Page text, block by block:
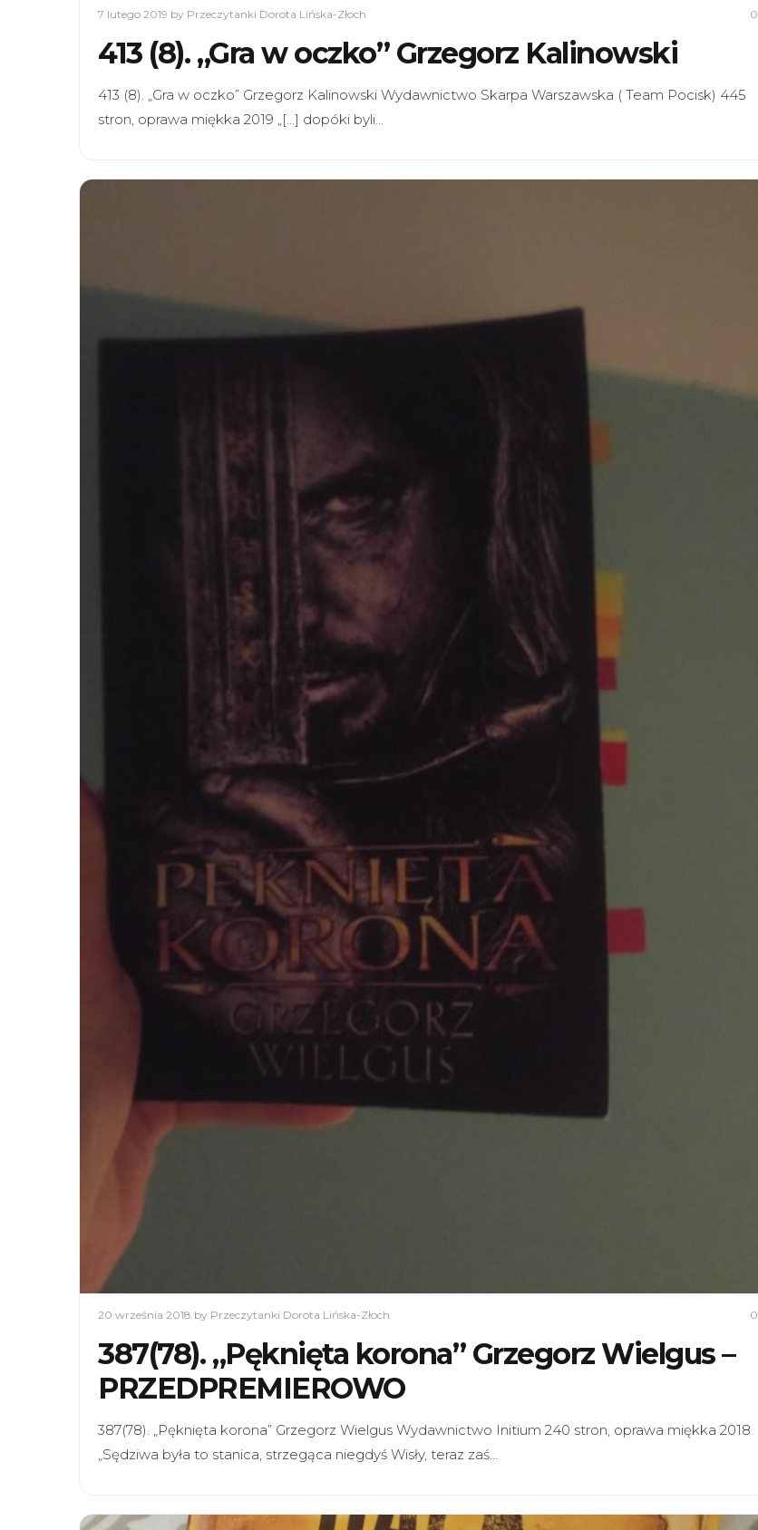
7 lutego 2019 by Przeczytanki Dorota Lińska-Złoch 0
413 (8). „Gra w oczko” Grzegorz Kalinowski
413 (8). „Gra w oczko” Grzegorz Kalinowski Wydawnictwo Skarpa Warszawska ( Team Pocisk) 445
stron, oprawa miękka 2019 „[…] dopóki byli…
20 września 2018 by Przeczytanki Dorota Lińska-Złoch 0
387(78). „Pęknięta korona” Grzegorz Wielgus –
PRZEDPREMIEROWO
387(78). „Pęknięta korona” Grzegorz Wielgus Wydawnictwo Initium 240 stron, oprawa miękka 2018
„Sędziwa była to stanica, strzegąca niegdyś Wisły, teraz zaś…